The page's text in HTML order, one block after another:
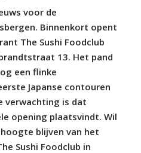
voor de
Binnenkort opent
The Sushi Foodclub
13. Het pand
een flinke
Japanse contouren
verwachting is dat
opening plaatsvindt. Wil
blijven van het
Sushi Foodclub in